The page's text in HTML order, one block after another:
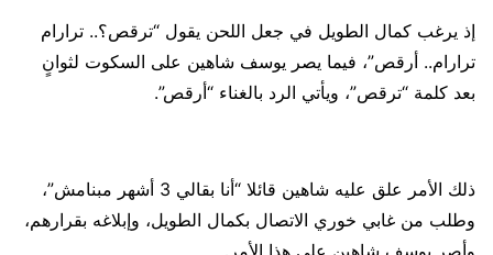
إذ يرغب كمال الطويل في جعل اللحن يقول “ترقص؟.. ترارام
ترارام.. أرقص”، فيما يصر يوسف شاهين على السكوت لثوانٍ
بعد كلمة “ترقص”، ويأتي الرد بالغناء “أرقص”.
ذلك الأمر علق عليه شاهين قائلا “أنا بقالي 3 أشهر مبنامش”،
وطلب من غابي خوري الاتصال بكمال الطويل، وإبلاغه بقرارهم،
وأصر يوسف شاهين على هذا الأمر.